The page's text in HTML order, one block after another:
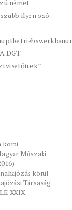
német
ilyen szó
DGT
korai
Műszaki
körül
Társaság
XXIX.